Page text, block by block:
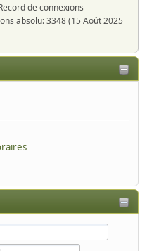
de connexions
absolu: 3348 (15 Août 2025